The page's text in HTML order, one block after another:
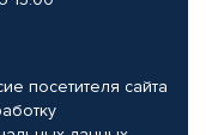
посетителя сайта